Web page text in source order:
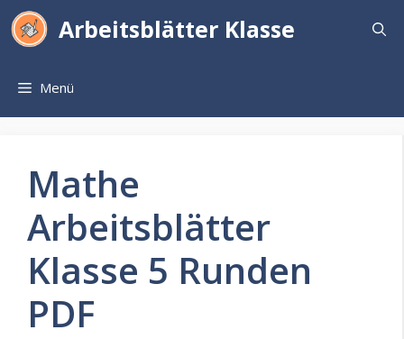
Zum
Inhalt
Arbeitsblätter Klasse
Menü
Mathe
Arbeitsblätter
Klasse 5 Runden
PDF